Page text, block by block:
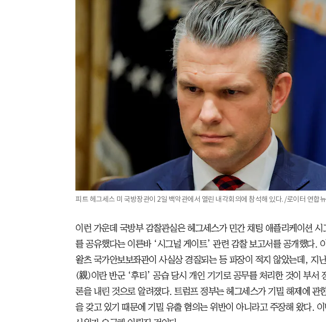
피트 헤그세스 미 국방장관이 2일 백악관에서 열린 내각회의에 참석해 있다. /로이터 연합
이런 가운데 국방부 감찰관실은 헤그세스가 민간 채팅 애플리케이션 시
를 공유했다는 이른바 ‘시그널 게이트’ 관련 감찰 보고서를 공개했다.
왈츠 국가안보보좌관이 사실상 경질되는 등 파장이 적지 않았는데, 지
(親)이란 반군 ‘후티’ 공습 당시 개인 기기로 공무를 처리한 것이 부서
론을 내린 것으로 알려졌다. 트럼프 정부는 헤그세스가 기밀 해제에 관
을 갖고 있기 때문에 기밀 유출 혐의는 위반이 아니라고 주장해 왔다.